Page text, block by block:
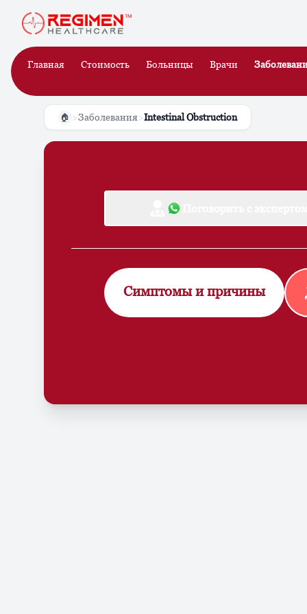
Главная Стоимость Больницы Врачи
🏠 >Заболевания>Intestinal Obstruction
Симптомы и причины